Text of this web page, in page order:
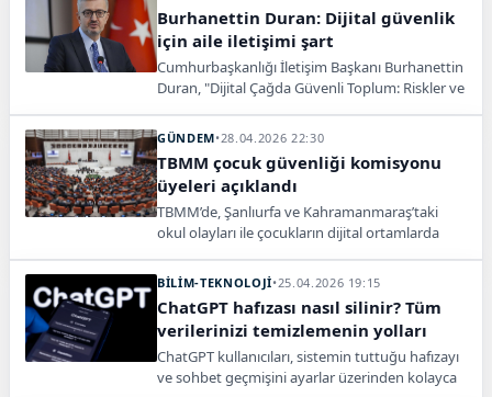
Burhanettin Duran: Dijital güvenlik
için aile iletişimi şart
Cumhurbaşkanlığı İletişim Başkanı Burhanettin
Duran, "Dijital Çağda Güvenli Toplum: Riskler ve
üzerindeki olumsuz etkilerine karşı çözüm
GÜNDEM•28.04.2026 22:30
TBMM çocuk güvenliği komisyonu
üyeleri açıklandı
TBMM’de, Şanlıurfa ve Kahramanmaraş’taki
okul olayları ile çocukların dijital ortamlarda
Araştırma Komisyonu kuruldu. 22 üyeden
oluşan komisyonun başkan ve yönetimi yarın
yapılacak ilk toplantıda belirlenecek.
BİLİM-TEKNOLOJİ•25.04.2026 19:15
ChatGPT hafızası nasıl silinir? Tüm
verilerinizi temizlemenin yolları
ChatGPT kullanıcıları, sistemin tuttuğu hafızayı
ve sohbet geçmişini ayarlar üzerinden kolayca